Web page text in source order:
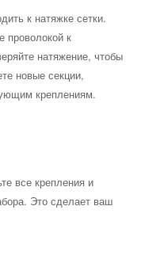
к натяжке сетки.
проволокой к
натяжение, чтобы
новые секции,
креплениям.
все крепления и
Это сделает ваш